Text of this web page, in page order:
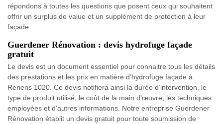
répondons à toutes les questions que posent ceux qui souhaitent
offrir un surplus de value et un supplément de protection à leur
façade.
Guerdener Rénovation : devis hydrofuge façade
gratuit
Le devis est un document essentiel pour connaitre tous les détails
des prestations et les prix en matière d’hydrofuge façade à
Renens 1020. Ce devis notifiera ainsi la durée d’intervention, le
type de produit utilisé, le coût de la main d’œuvre, les techniques
employées et d’autres informations. Notre entreprise Guerdener
Rénovation établit un devis gratuit pour toute soumission de